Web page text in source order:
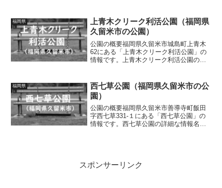
園施設・遊具滑り台、ブランコ、砂
場、...
福岡県
上青木クリーク利活公園（福岡県
久留米市の公園）
公園の概要福岡県久留米市城島町上青木
62にある「上青木クリーク利活公園」の
情報です。上青木クリーク利活公園の詳
情報なし種別街区公園施設・遊具四阿、
パーゴラ、ベンチトイ...
福岡県
西七草公園（福岡県久留米市の公
園）
公園の概要福岡県久留米市善導寺町飯田
字西七草331-１にある「西七草公園」の
情報です。西七草公園の詳細な情報名称
スポンサーリンク